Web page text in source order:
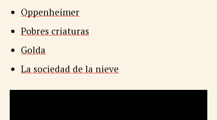
Oppenheimer
Pobres criaturas
Golda
La sociedad de la nieve